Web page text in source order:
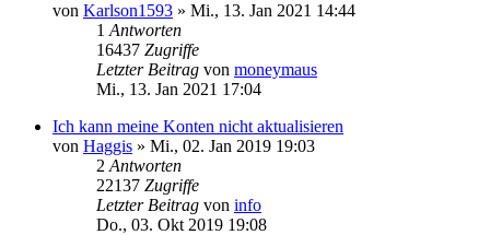
von Karlson1593 » Mi., 13. Jan 2021 14:44
1 Antworten
16437 Zugriffe
Letzter Beitrag von moneymaus
Mi., 13. Jan 2021 17:04
Ich kann meine Konten nicht aktualisieren
von Haggis » Mi., 02. Jan 2019 19:03
2 Antworten
22137 Zugriffe
Letzter Beitrag von info
Do., 03. Okt 2019 19:08